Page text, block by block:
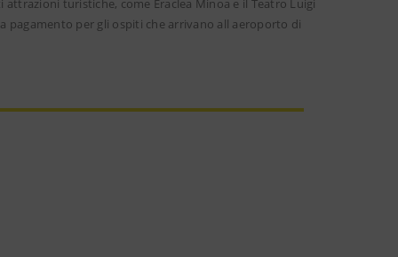
turistiche, come Eraclea Minoa e il Teatro Luigi
pagamento per gli ospiti che arrivano all aeroporto di